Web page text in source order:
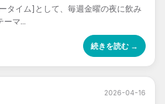
タイム]として、毎週金曜の夜に飲み
ーマ...
続きを読む →
2026-04-16